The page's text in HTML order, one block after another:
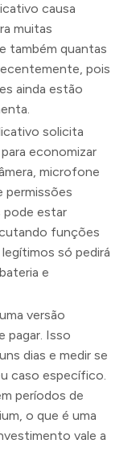
causa
muitas
também quantas
pois
ainda estão
solicita
economizar
microfone
permissões
pode estar
funções
só pedirá
e
versão
pagar. Isso
dias e medir se
caso específico.
períodos de
o que é uma
vale a